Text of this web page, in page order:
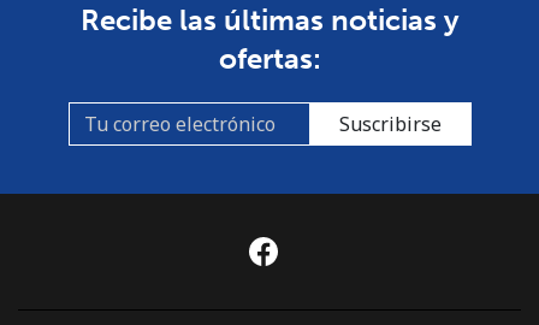
Recibe las últimas noticias y
ofertas:
Suscribirse